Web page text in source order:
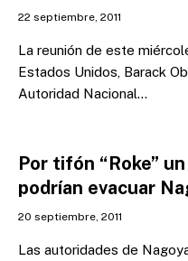
22 septiembre, 2011
La reunión de este
Estados Unidos, Barack
Autoridad Nacional…
Por tifón “Roke”
podrían evacuar
20 septiembre, 2011
Las autoridades de